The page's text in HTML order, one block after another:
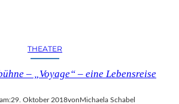
THEATER
– „Voyage“ – eine Lebensreise
29. Oktober 2018vonMichaela Schabel